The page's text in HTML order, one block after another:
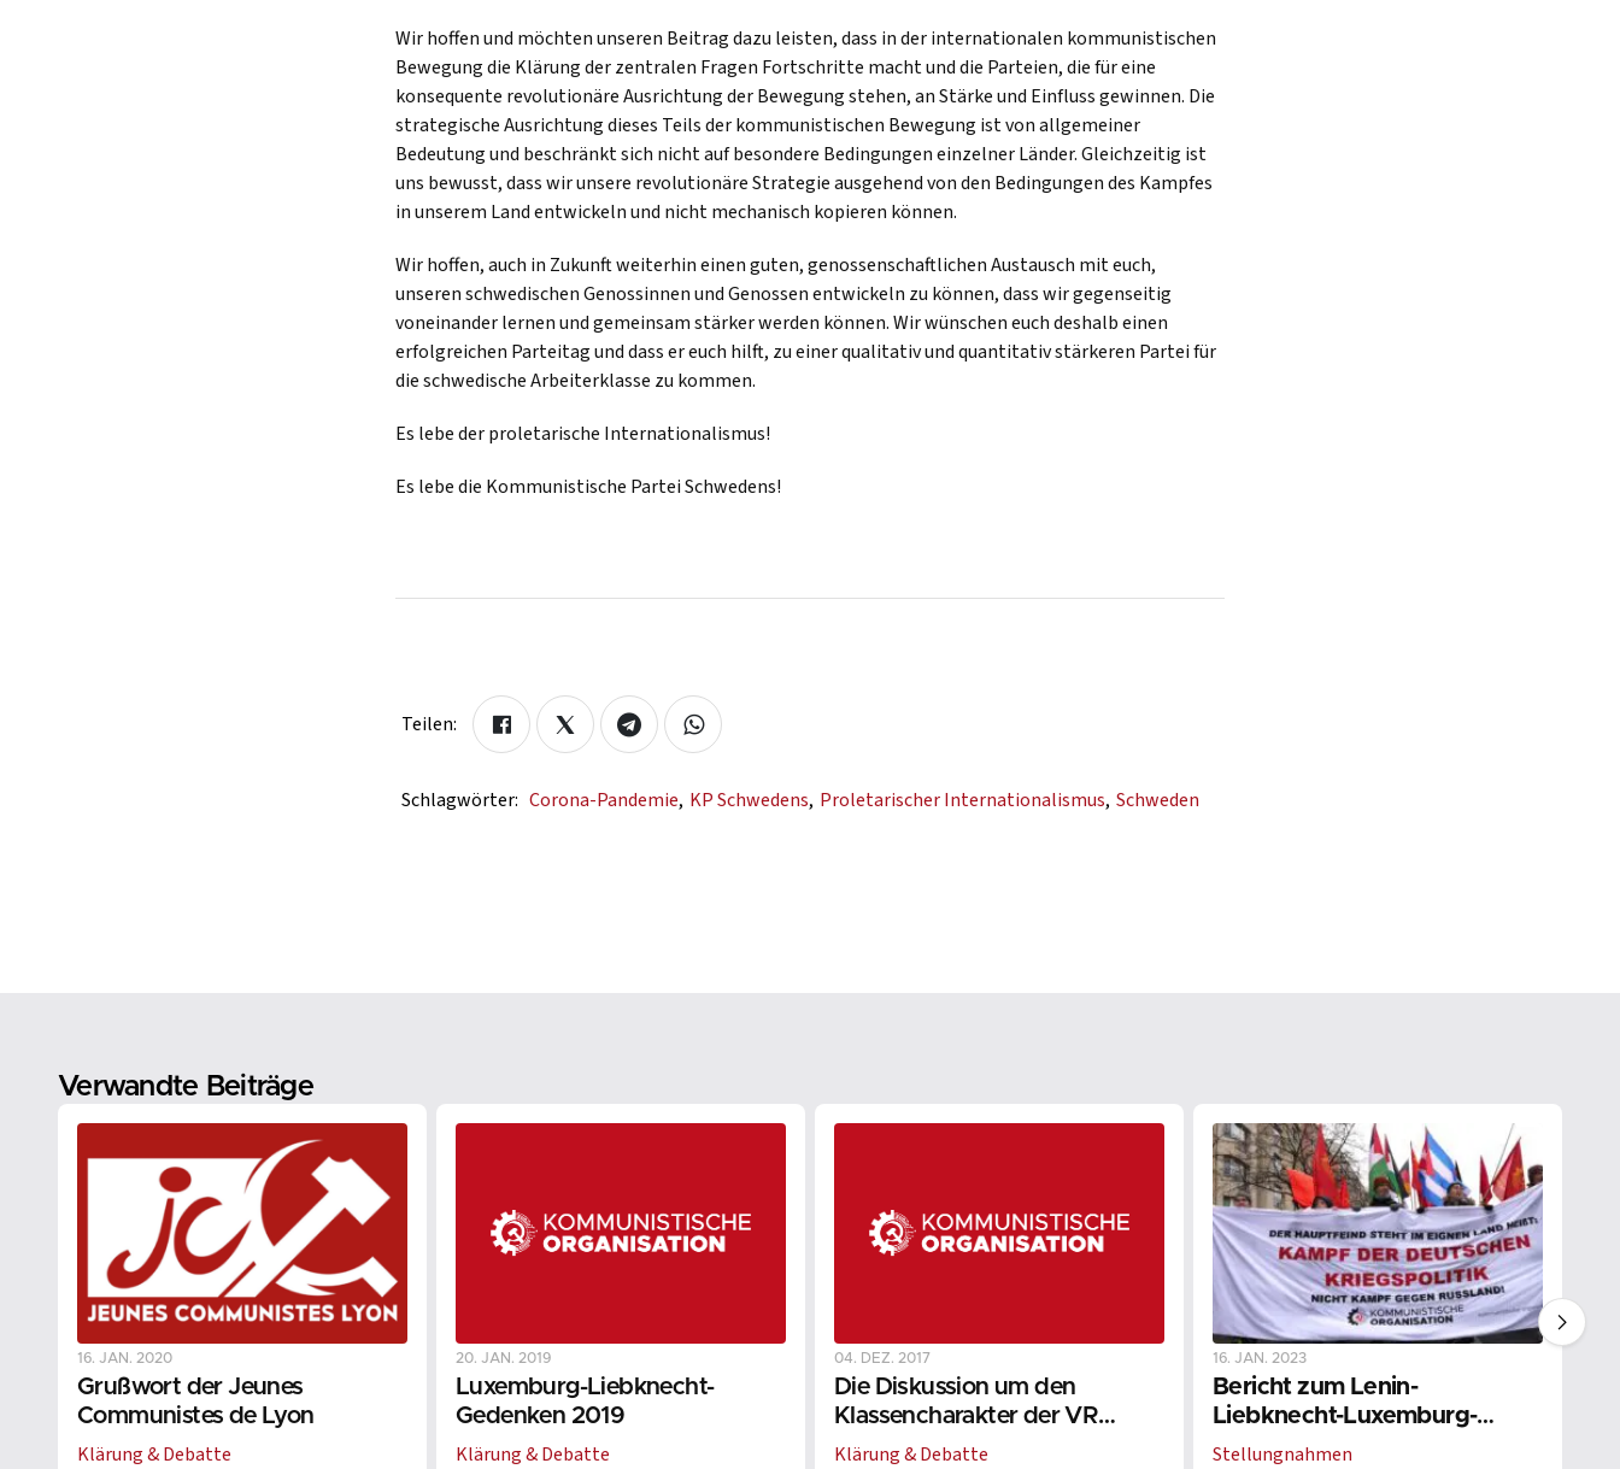
Wir hoffen und möchten unseren Beitrag dazu leisten, dass in der internationalen kommunistischen
Bewegung die Klärung der zentralen Fragen Fortschritte macht und die Parteien, die für eine
konsequente revolutionäre Ausrichtung der Bewegung stehen, an Stärke und Einfluss gewinnen. Die
strategische Ausrichtung dieses Teils der kommunistischen Bewegung ist von allgemeiner
Bedeutung und beschränkt sich nicht auf besondere Bedingungen einzelner Länder. Gleichzeitig ist
uns bewusst, dass wir unsere revolutionäre Strategie ausgehend von den Bedingungen des Kampfes
in unserem Land entwickeln und nicht mechanisch kopieren können.
Wir hoffen, auch in Zukunft weiterhin einen guten, genossenschaftlichen Austausch mit euch,
unseren schwedischen Genossinnen und Genossen entwickeln zu können, dass wir gegenseitig
voneinander lernen und gemeinsam stärker werden können. Wir wünschen euch deshalb einen
erfolgreichen Parteitag und dass er euch hilft, zu einer qualitativ und quantitativ stärkeren Partei für
die schwedische Arbeiterklasse zu kommen.
Es lebe der proletarische Internationalismus!
Es lebe die Kommunistische Partei Schwedens!
Teilen:
Schlagwörter: Corona-Pandemie, KP Schwedens, Proletarischer Internationalismus, Schweden
Verwandte Beiträge
16. JAN. 2020
Grußwort der Jeunes
Communistes de Lyon
Klärung & Debatte
20. JAN. 2019
Luxemburg-Liebknecht-
Gedenken 2019
Klärung & Debatte
04. DEZ. 2017
Die Diskussion um den
Klassencharakter der VR
China: Ausdruck der
Klärung & Debatte
16. JAN. 2023
Bericht zum Lenin-
Liebknecht-Luxemburg-
Wochenende
Stellungnahmen